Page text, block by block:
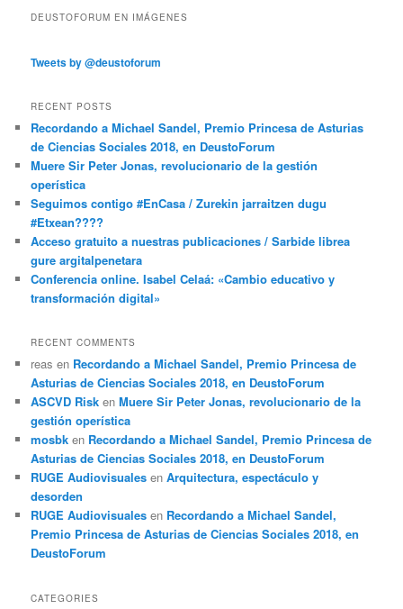
DEUSTOFORUM EN IMÁGENES
Tweets by @deustoforum
RECENT POSTS
Recordando a Michael Sandel, Premio Princesa de Asturias
de Ciencias Sociales 2018, en DeustoForum
Muere Sir Peter Jonas, revolucionario de la gestión
operística
Seguimos contigo #EnCasa / Zurekin jarraitzen dugu
#Etxean????
Acceso gratuito a nuestras publicaciones / Sarbide librea
gure argitalpenetara
Conferencia online. Isabel Celaá: «Cambio educativo y
transformación digital»
RECENT COMMENTS
reas en Recordando a Michael Sandel, Premio Princesa de
Asturias de Ciencias Sociales 2018, en DeustoForum
ASCVD Risk enMuere Sir Peter Jonas, revolucionario de la
gestión operística
mosbk en Recordando a Michael Sandel, Premio Princesa de
Asturias de Ciencias Sociales 2018, en DeustoForum
RUGE Audiovisuales enArquitectura, espectáculo y
desorden
RUGE Audiovisuales en Recordando a Michael Sandel,
Premio Princesa de Asturias de Ciencias Sociales 2018, en
DeustoForum
CATEGORIES